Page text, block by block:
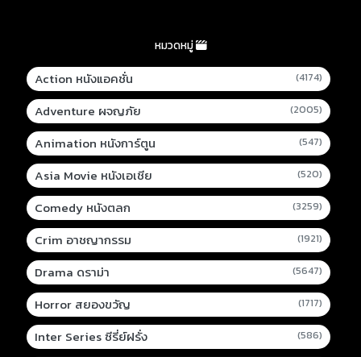
หมวดหมู่
Action หนังแอคชั่น (4174)
Adventure ผจญภัย (2005)
Animation หนังการ์ตูน (547)
Asia Movie หนังเอเชีย (520)
Comedy หนังตลก (3259)
Crim อาชญากรรม (1921)
Drama ดราม่า (5647)
Horror สยองขวัญ (1717)
Inter Series ซีรี่ย์ฝรั่ง (586)